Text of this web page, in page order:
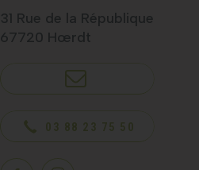
31 Rue de la République
67720 Hœrdt
03 88 23 75 50